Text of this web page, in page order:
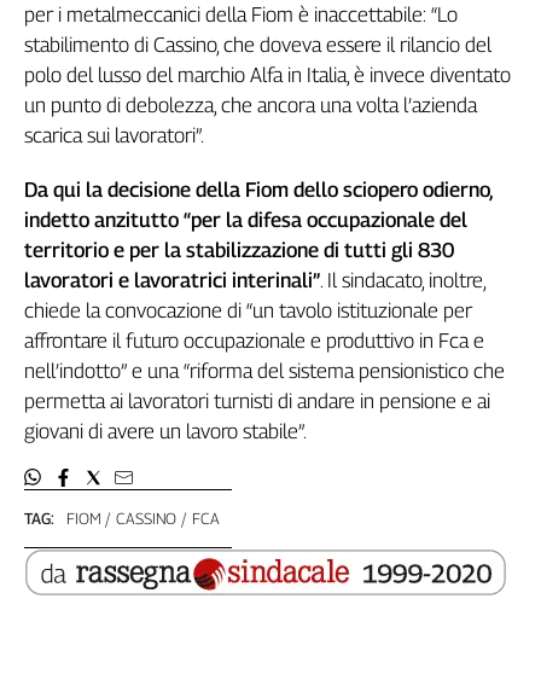
Collettiva
Talk
La
settimana
Collettiva
Girasoli
Il
Sassolino
Economica
Tech
It
Easy
Inserti
Idea
InFlai
Le
trasmissioni
tv
TAG: FIOM CASSINO FCA
per i metalmeccanici della Fiom è inaccettabile: “Lo
stabilimento di Cassino, che doveva essere il rilancio del
polo del lusso del marchio Alfa in Italia, è invece diventato
un punto di debolezza, che ancora una volta l’azienda
scarica sui lavoratori”.
Da qui la decisione della Fiom dello sciopero odierno,
indetto anzitutto “per la difesa occupazionale del
territorio e per la stabilizzazione di tutti gli 830
lavoratori e lavoratrici interinali”. Il sindacato, inoltre,
chiede la convocazione di “un tavolo istituzionale per
affrontare il futuro occupazionale e produttivo in Fca e
nell’indotto” e una “riforma del sistema pensionistico che
permetta ai lavoratori turnisti di andare in pensione e ai
giovani di avere un lavoro stabile”.